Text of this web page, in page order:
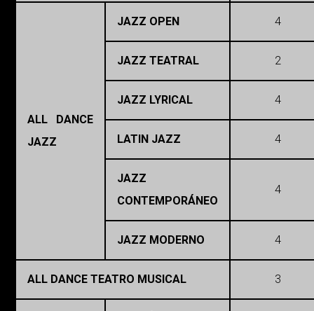
ALL DANCE
JAZZ
JAZZ OPEN 4
JAZZ TEATRAL 2
JAZZ LYRICAL 4
LATIN JAZZ 4
JAZZ
CONTEMPORÁNEO
4
JAZZ MODERNO 4
ALL DANCE TEATRO MUSICAL 3